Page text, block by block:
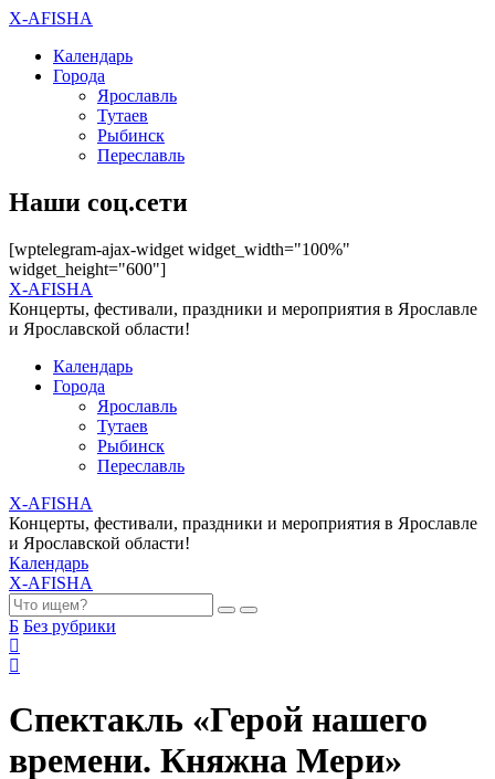
X-AFISHA
Календарь
Города
Ярославль
Тутаев
Рыбинск
Переславль
Наши соц.сети
[wptelegram-ajax-widget widget_width="100%"
widget_height="600"]
X-AFISHA
Концерты, фестивали, праздники и мероприятия в Ярославле
и Ярославской области!
Календарь
Города
Ярославль
Тутаев
Рыбинск
Переславль
X-AFISHA
Концерты, фестивали, праздники и мероприятия в Ярославле
и Ярославской области!
Календарь
X-AFISHA
Б Без рубрики
Спектакль «Герой нашего
времени. Княжна Мери»